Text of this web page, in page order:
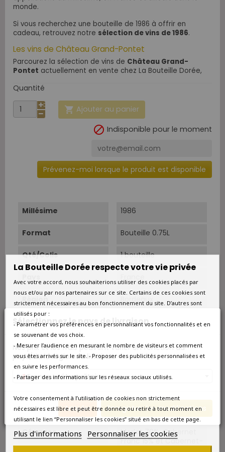
Sélectionnez le pays de livraison
Nos prix et les frais peuvent varier en fonction du
pays/de la région de livraison.
France métropolitaine
Annuler Enregistrer les modifications
monde.
Si vous recherchez une bouteille de 1986 à offrir en
cadeau, retrouvez notre sélection de vins de 1986.
Les vins de Château Grand-Pontet
Parcourez la sélection de vins de Château Grand-
Pontet actuellement en vente chez La Bouteille Dorée,
Quantité
 Ajouter au panier
 Indisponible pour le moment
Prévenez-moi lorsque le produit est disponible
Millésime 1986
Format Bouteille 0.75L
Qté/Colis 1 bouteille
Région Bordeaux
Appellation Saint-Emilion
Couleur Rouge
Type
Cépage Dominant Merlot
Cépages
Merlot 70%, Cabernet
Franc 15% et Cabernet-
La Bouteille Dorée respecte votre vie privée
Avec votre accord, nous souhaiterions utiliser des cookies placés par
nous et/ou par nos partenaires sur ce site. Certains de ces cookies sont
strictement nécessaires au bon fonctionnement du site. D’autres sont
utilisés pour :
- Paramétrer vos préférences en personnalisant vos fonctionnalités et en
se souvenant de vos choix.
- Mesurer l’audience en mesurant le nombre de visiteurs et comment
vous êtes arrivés sur le site. - Proposer des publicités personnalisées et
en suivre les performances.
- Partager des informations sur les réseaux sociaux utilisés.
Votre consentement à l’utilisation de cookies non strictement
nécessaires est libre et peut être donnée ou retiré à tout moment en
utilisant le lien “Personnaliser les cookies” situé en bas de cette page.
Plus d'informations Personnaliser les cookies